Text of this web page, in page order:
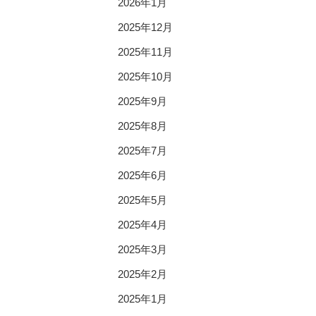
2026年1月
2025年12月
2025年11月
2025年10月
2025年9月
2025年8月
2025年7月
2025年6月
2025年5月
2025年4月
2025年3月
2025年2月
2025年1月